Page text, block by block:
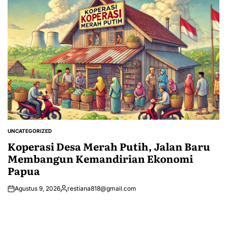
POSTED
UNCATEGORIZED
Koperasi Desa Merah Putih, Jalan Baru
Membangun Kemandirian Ekonomi
Papua
Agustus 9, 2026Posted
restiana818@gmail.com